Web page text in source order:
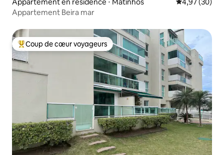
Appartement Beira mar
Coups de cœur voyageurs les plus appréciés
Coup de cœur voyageurs